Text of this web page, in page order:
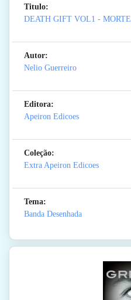
Titulo:
DEATH GIFT VOL1 - MORTE
Autor:
Nelio Guerreiro
Editora:
Apeiron Edicoes
Coleção:
Extra Apeiron Edicoes
Tema:
Banda Desenhada